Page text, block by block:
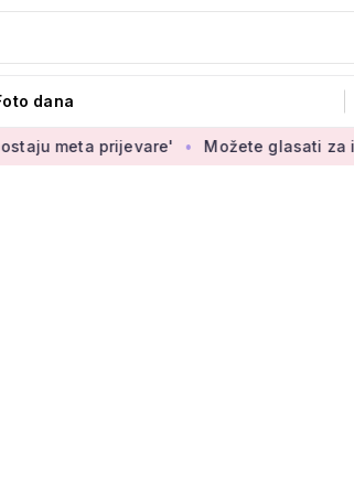
dana
Možete glasati za izbor novih